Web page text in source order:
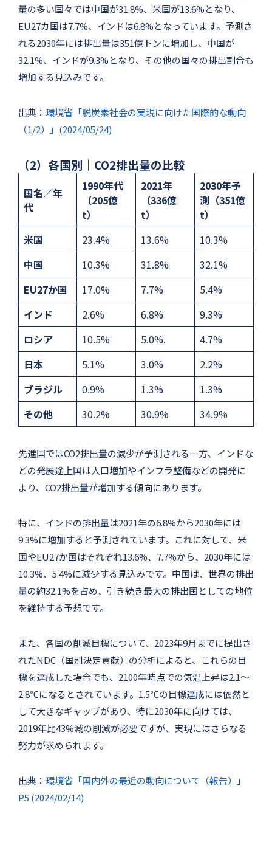
量の多い国々では中国が31.8%、米国が13.6%となり、
EU27カ国は7.7%、インドは6.8%となっています。予測さ
れる2030年には排出量は351億トンに増加し、中国が
32.1%、インドが9.3%となり、その他の国々の排出割合も
増加する見込みです。
出典： 環境省「脱炭素社会の実現に向けた国際的な動向
（1/2）」(2024/05/24)
（2）各国別｜CO2排出量の比較
国名／年
代
1990年代
（205億
t）
2021年
（336億
t）
2030年予
測（351億
t）
米国
23.4% 13.6%
10.3%
中国
10.3% 31.8%
32.1%
EU27か国
17.0% 7.7%
5.4%
インド
2.6% 6.8%
9.3%
ロシア
10.5% 5.0%.
4.7%
日本
5.1% 3.0%
2.2%
ブラジル
0.9% 1.3%
1.3%
その他
30.2% 30.9% 34.9%
先進国ではCO2排出量の減少が予測される一方、インドな
どの発展途上国は人口増加やインフラ整備などの開発に
より、CO2排出量が増加する傾向にあります。
特に、インドの排出量は2021年の6.8%から2030年には
9.3%に増加すると予測されています。これに対して、米
国やEU27か国はそれぞれ13.6%、7.7%から、2030年には
10.3%、5.4%に減少する見込みです。中国は、世界の排出
量の約32.1%を占め、引き続き最大の排出国としての地位
を維持する予想です。
また、各国の削減目標について、2023年9月までに提出さ
れたNDC（国別決定貢献）の分析によると、これらの目
標を達成した場合でも、2100年時点での気温上昇は2.1～
2.8℃になるとされています。1.5℃の目標達成には依然と
して大きなギャップがあり、特に2030年に向けては、
2019年比43%減の削減が必要ですが、実現にはさらなる
努力が求められます。
出典： 環境省「国内外の最近の動向について（報告）」
P5 (2024/02/14)